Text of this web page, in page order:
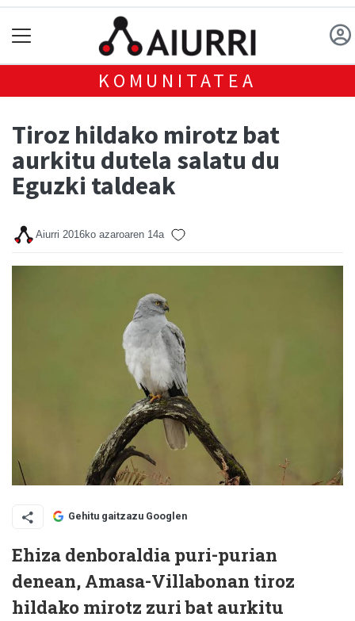
KOMUNITATEA
Tiroz hildako mirotz bat
aurkitu dutela salatu du
Eguzki taldeak
Aiurri 2016ko azaroaren 14a
Gehitu gaitzazu Googlen
Ehiza denboraldia puri-purian
denean, Amasa-Villabonan tiroz
hildako mirotz zuri bat aurkitu